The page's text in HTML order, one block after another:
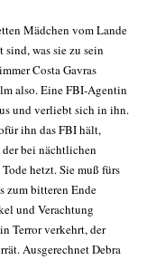
Mädchen vom Lande
was sie zu sein
Costa Gavras
also. Eine FBI-Agentin
und verliebt sich in ihn.
ihn das FBI hält,
bei nächtlichen
hetzt. Sie muß fürs
zum bitteren Ende
und Verachtung
Terror verkehrt, der
Ausgerechnet Debra